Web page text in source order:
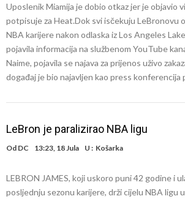
Uposlenik Miamija je dobio otkaz jer je objavio
potpisuje za Heat.Dok svi isčekuju LeBronovu
NBA karijere nakon odlaska iz Los Angeles
pojavila informacija na službenom YouTube
Naime, pojavila se najava za prijenos uživo
događaj je bio najavljen kao press konferencija
LeBron je paralizirao NBA ligu
Od DC 13:23, 18 Jula U : Košarka
LEBRON JAMES, koji uskoro puni 42 godine i
posljednju sezonu karijere, drži cijelu NBA ligu